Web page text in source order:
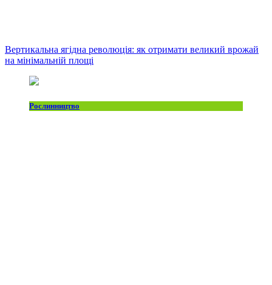
Вертикальна ягідна революція: як отримати великий врожай
на мінімальній площі
Рослинництво